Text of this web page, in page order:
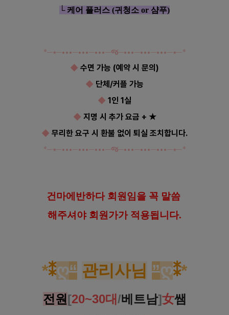
└ 케어 플러스 (귀청소 or 샴푸)
*─⋆─•••─•••─•••─જ─•••─•••─•••─⋆─*
◆ 수면 가능 (예약 시 문의)
◆ 단체/커플 가능
◆ 1인 1실
◆ 지명 시 추가 요금 + ★
◆ 무리한 요구 시 환불 없이 퇴실 조치합니다.
*─⋆─•••─•••─•••─જ─•••─•••─•••─⋆─*
건마에반하다 회원임을 꼭 말씀
해 주셔야 회원가가 적용됩니다.
*⁑ღ“ 관리사님 ”ღ⁑*
전원[20~30대/베트남]女쌤